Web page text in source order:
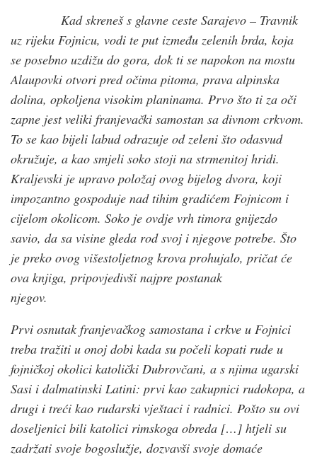
Kad skreneš s glavne ceste Sarajevo – Travnik
uz rijeku Fojnicu, vodi te put između zelenih brda, koja
se posebno uzdižu do gora, dok ti se napokon na mostu
Alaupovki otvori pred očima pitoma, prava alpinska
dolina, opkoljena visokim planinama. Prvo što ti za oči
zapne jest veliki franjevački samostan sa divnom crkvom.
To se kao bijeli labud odrazuje od zeleni što odasvud
okružuje, a kao smjeli soko stoji na strmenitoj hridi.
Kraljevski je upravo položaj ovog bijelog dvora, koji
impozantno gospoduje nad tihim gradićem Fojnicom i
cijelom okolicom. Soko je ovdje vrh timora gnijezdo
savio, da sa visine gleda rod svoj i njegove potrebe. Što
je preko ovog višestoljetnog krova prohujalo, pričat će
ova knjiga, pripovjedivši najpre postanak
njegov.
Prvi osnutak franjevačkog samostana i crkve u Fojnici
treba tražiti u onoj dobi kada su počeli kopati rude u
fojničkoj okolici katolički Dubrovčani, a s njima ugarski
Sasi i dalmatinski Latini: prvi kao zakupnici rudokopa, a
drugi i treći kao rudarski vještaci i radnici. Pošto su ovi
doseljenici bili katolici rimskoga obreda […] htjeli su
zadržati svoje bogoslužje, dozvavši svoje domaće